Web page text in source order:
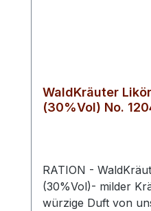
WaldKräuter
(30%Vol) No.
RATION -
(30%Vol)- milder
würzige Duft von